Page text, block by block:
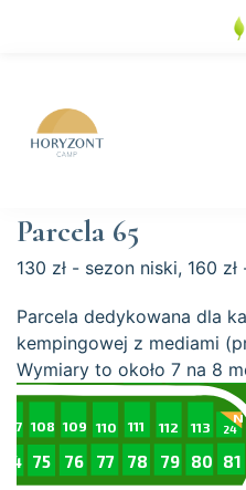
Parcela 65
130 zł - sezon niski, 160
Parcela dedykowana dla
kempingowej z mediami
Wymiary to około 7 na 8